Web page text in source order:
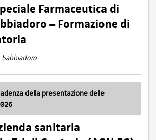
Farmaceutica di
– Formazione di
Sabbiadoro
della presentazione delle
sanitaria